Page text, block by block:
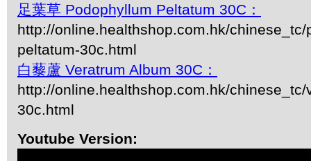
足葉草 Podophyllum Peltatum 30C：
http://online.healthshop.com.hk/chinese_tc/
peltatum-30c.html
白藜蘆 Veratrum Album 30C：
http://online.healthshop.com.hk/
30c.html
Youtube Version: